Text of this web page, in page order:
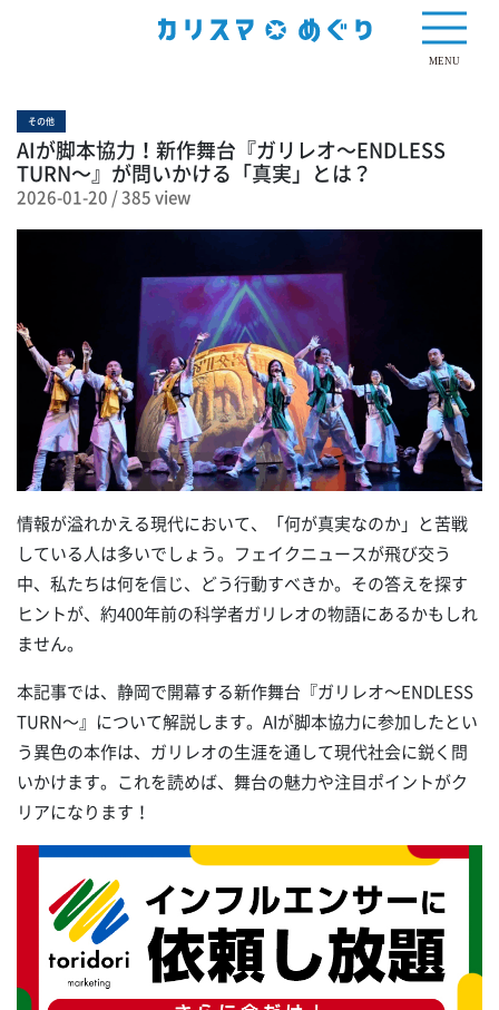
MENU
その他
AIが脚本協力！新作舞台『ガリレオ～ENDLESS
TURN～』が問いかける「真実」とは？
2026-01-20 /385 view
情報が溢れかえる現代において、「何が真実なのか」と苦戦
している人は多いでしょう。フェイクニュースが飛び交う
中、私たちは何を信じ、どう行動すべきか。その答えを探す
ヒントが、約400年前の科学者ガリレオの物語にあるかもしれ
ません。
本記事では、静岡で開幕する新作舞台『ガリレオ～ENDLESS
TURN～』について解説します。AIが脚本協力に参加したとい
う異色の本作は、ガリレオの生涯を通して現代社会に鋭く問
いかけます。これを読めば、舞台の魅力や注目ポイントがク
リアになります！